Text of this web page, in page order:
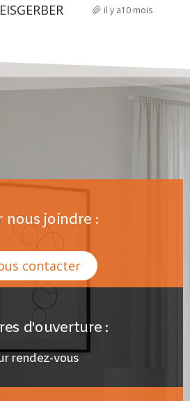
il y a10 mois
nous joindre :
contacter
d'ouverture :
rendez-vous